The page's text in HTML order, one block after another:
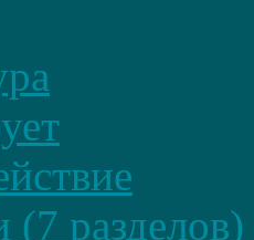
(7 разделов)